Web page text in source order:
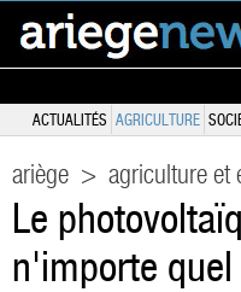
ACTUALITÉS AGRICULTURE
ariège > agriculture et
Le
n'importe quel